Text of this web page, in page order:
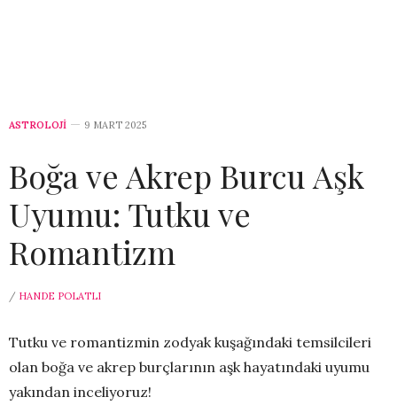
ASTROLOJİ 9 MART 2025
Boğa ve Akrep Burcu Aşk
Uyumu: Tutku ve
Romantizm
/ HANDE POLATLI
Tutku ve romantizmin zodyak kuşağındaki temsilcileri
olan boğa ve akrep burçlarının aşk hayatındaki uyumu
yakından inceliyoruz!